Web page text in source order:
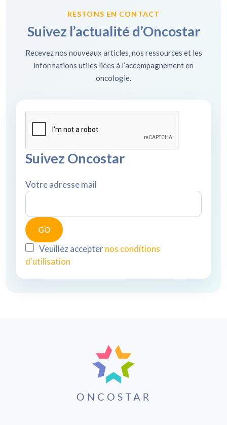
RESTONS EN CONTACT
Suivez l’actualité d’Oncostar
Recevez nos nouveaux articles, nos ressources et les
informations utiles liées à l’accompagnement en
oncologie.
Suivez Oncostar
Votre adresse mail
Veuillez accepternos conditions
d'utilisation